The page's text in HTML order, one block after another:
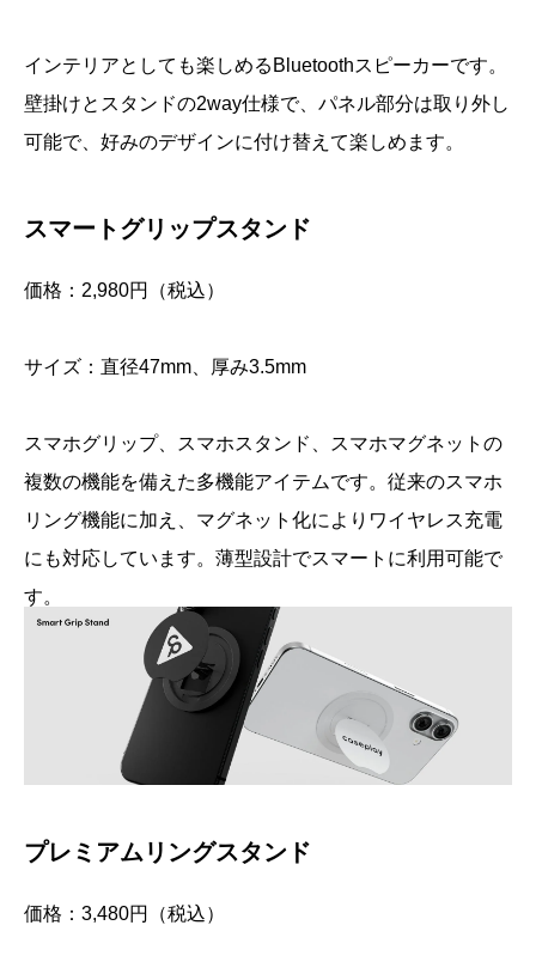
インテリアとしても楽しめるBluetoothスピーカーです。
壁掛けとスタンドの2way仕様で、パネル部分は取り外し
可能で、好みのデザインに付け替えて楽しめます。
スマートグリップスタンド
価格：2,980円（税込）
サイズ：直径47mm、厚み3.5mm
スマホグリップ、スマホスタンド、スマホマグネットの
複数の機能を備えた多機能アイテムです。従来のスマホ
リング機能に加え、マグネット化によりワイヤレス充電
にも対応しています。薄型設計でスマートに利用可能で
す。
プレミアムリングスタンド
価格：3,480円（税込）